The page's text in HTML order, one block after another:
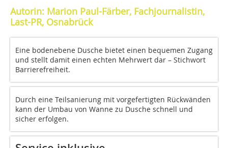
Autorin: Marion Paul-Färber, Fachjournalistin,
Last-PR, Osnabrück
Eine bodenebene Dusche bietet einen bequemen Zugang
und stellt damit einen echten Mehrwert dar – Stichwort
Barrierefreiheit.
Durch eine Teilsanierung mit vorgefertigten Rückwänden
kann der Umbau von Wanne zu Dusche schnell und
sicher erfolgen.